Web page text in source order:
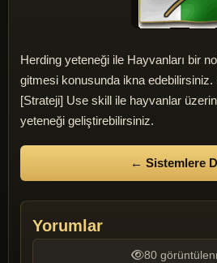
Herding yeteneği ile Hayvanları bir
gitmesi konusunda ikna edebilirsiniz.
[Strateji] Use skill ile hayvanlar
yeteneği geliştirebilirsiniz.
← Sistemlere
Yorumlar
80